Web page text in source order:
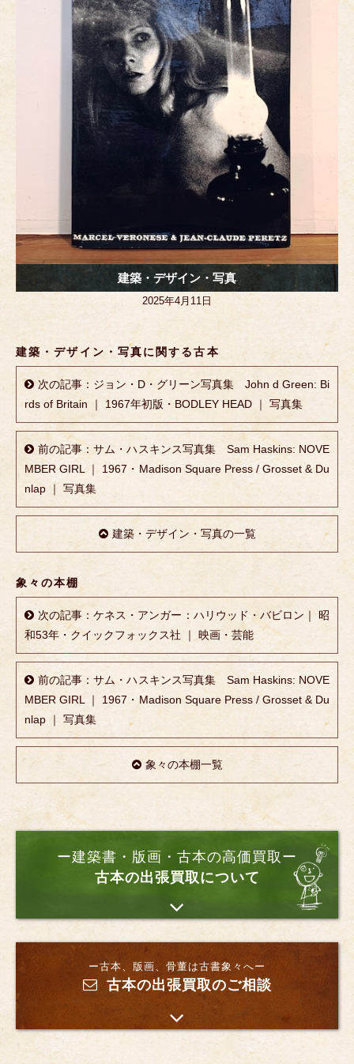
o
k
er
建築・デザイン・写真
2025年4月11日
建築・デザイン・写真に関する古本
次の記事：ジョン・D・グリーン写真集 John d Green: Bi
rds of Britain ｜ 1967年初版・BODLEY HEAD ｜ 写真集
前の記事：サム・ハスキンス写真集 Sam Haskins: NOVE
MBER GIRL ｜ 1967・Madison Square Press / Grosset & Du
nlap ｜ 写真集
建築・デザイン・写真の一覧
象々の本棚
次の記事：ケネス・アンガー：ハリウッド・バビロン｜ 昭
和53年・クイックフォックス社 ｜ 映画・芸能
前の記事：サム・ハスキンス写真集 Sam Haskins: NOVE
MBER GIRL ｜ 1967・Madison Square Press / Grosset & Du
nlap ｜ 写真集
象々の本棚一覧
ー建築書・版画・古本の高価買取ー
古本の出張買取について
ー古本、版画、骨董は古書象々へー
古本の出張買取のご相談